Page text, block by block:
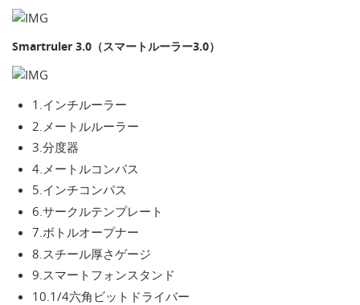
Smartruler 3.0（スマートルーラー3.0）
1.インチルーラー
2.メートルルーラー
3.分度器
4.メートルコンパス
5.インチコンパス
6.サークルテンプレート
7.ボトルオープナー
8.スチール厚さゲージ
9.スマートフォンスタンド
10.1/4六角ビットドライバー